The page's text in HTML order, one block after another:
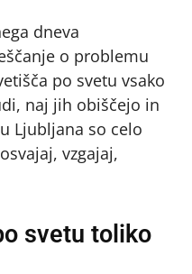
dneva
o problemu
po svetu vsako
naj jih obiščejo in
Ljubljana so celo
vzgajaj,
svetu toliko